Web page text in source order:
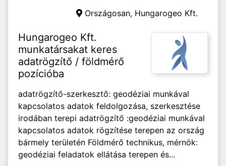
Országosan, Hungarogeo Kft.
Hungarogeo Kft.
munkatársakat keres
adatrögzítő / földmérő
pozícióba
adatrögzítő-szerkesztő: geodéziai munkával
kapcsolatos adatok feldolgozása, szerkesztése
irodában terepi adatrögzítő :geodéziai munkával
kapcsolatos adatok rögzítése terepen az ország
bármely területén Földmérő technikus, mérnök:
geodéziai feladatok ellátása terepen és...